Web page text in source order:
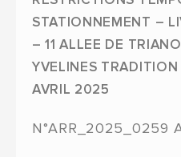
STATIONNEMENT –
– 11 ALLEE DE
YVELINES
AVRIL 2025
N°ARR_2025_0259